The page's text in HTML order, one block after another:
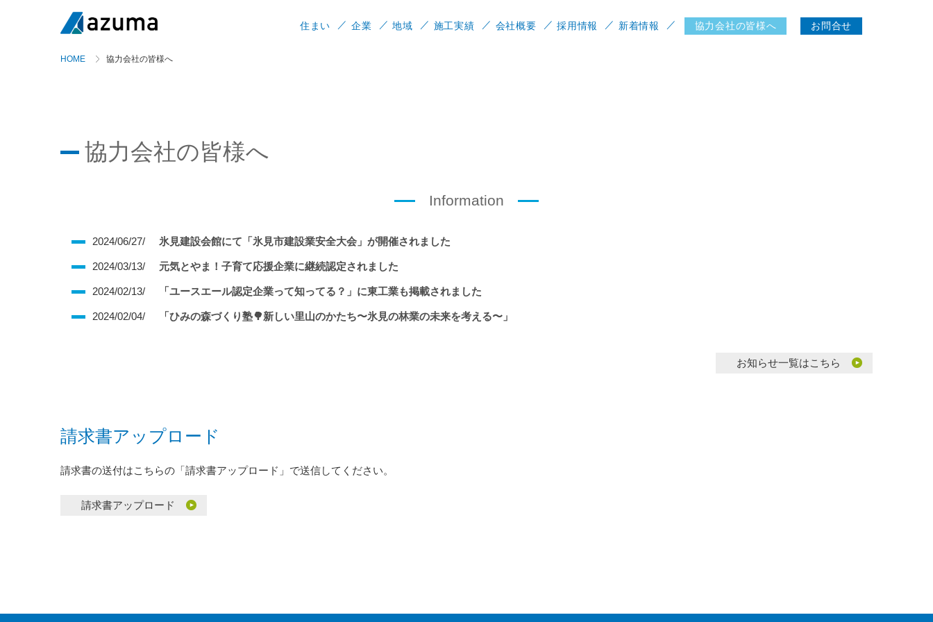
住まい 企業 地域 施工実績 会社概要 採用情報 新着情報 協力会社の皆様へ お問合せ
HOME 協力会社の皆様へ
協力会社の皆様へ
Information
2024/06/27/ 氷見建設会館にて「氷見市建設業安全大会」が開催されました
2024/03/13/ 元気とやま！子育て応援企業に継続認定されました
2024/02/13/ 「ユースエール認定企業って知ってる？」に東工業も掲載されました
2024/02/04/ 「ひみの森づくり塾🌳新しい里山のかたち〜氷見の林業の未来を考える〜」
お知らせ一覧はこちら
請求書アップロード
請求書の送付はこちらの「請求書アップロード」で送信してください。
請求書アップロード